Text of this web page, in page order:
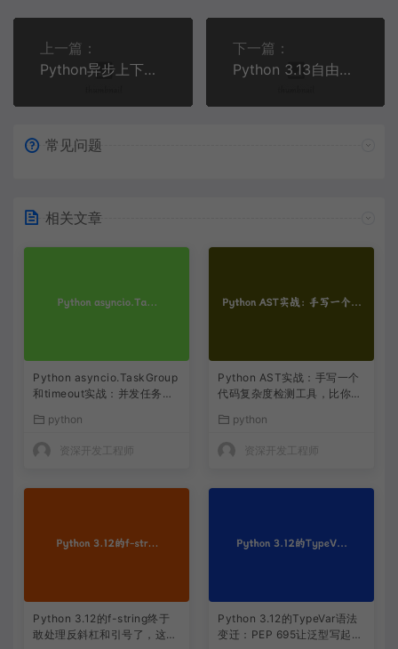
上一篇：
Python异步上下文管理器与流式处理实战：构建高性能数据管道
下一篇：
Python 3.13自由线程实战：移除GIL后的多核并行编程指南
常见问题
相关文章
Python asyncio.TaskGroup
和timeout实战：并发任务取
python
资深开发工程师
Python AST实战：手写一个
代码复杂度检测工具，比你自
python
资深开发工程师
Python 3.12的f-string终于
敢处理反斜杠和引号了，这不
Python 3.12的TypeVar语法
变迁：PEP 695让泛型写起来